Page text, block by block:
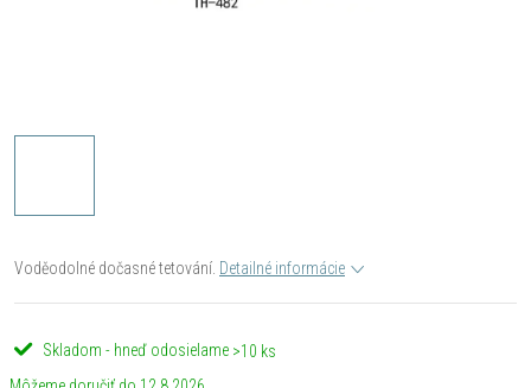
Voděodolné dočasné tetování. Detailné informácie
Skladom - hneď odosielame >10 ks